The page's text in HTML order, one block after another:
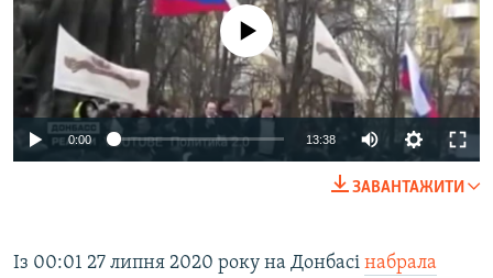
No media source currently available
0:00 13:38
480p
ЗАВАНТАЖИТИ
Із 00:01 27 липня 2020 року на Донбасі набрала